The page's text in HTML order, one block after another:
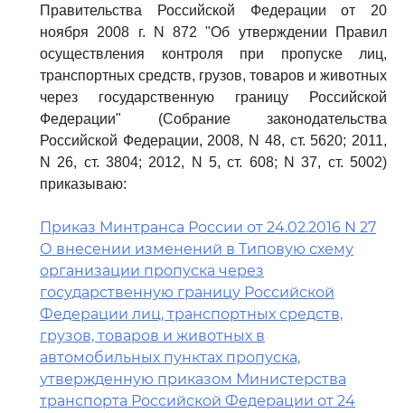
Правительства Российской Федерации от 20
ноября 2008 г. N 872 "Об утверждении Правил
осуществления контроля при пропуске лиц,
транспортных средств, грузов, товаров и животных
через государственную границу Российской
Федерации" (Собрание законодательства
Российской Федерации, 2008, N 48, ст. 5620; 2011,
N 26, ст. 3804; 2012, N 5, ст. 608; N 37, ст. 5002)
приказываю:
Приказ Минтранса России от 24.02.2016 N 27
О внесении изменений в Типовую схему
организации пропуска через
государственную границу Российской
Федерации лиц, транспортных средств,
грузов, товаров и животных в
автомобильных пунктах пропуска,
утвержденную приказом Министерства
транспорта Российской Федерации от 24